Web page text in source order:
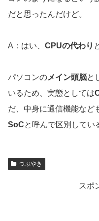
だと思ったんだけど。
A：はい、 CPUの代わり
パソコンのメイン頭脳と
いるため、実態としては
だ、中身に通信機能など
SoCと呼んで区別してい
つぶやき
スポ